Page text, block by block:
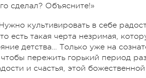
сделал? Объясните!»
культивировать в себе
есть такая черта незримая,
детства… Только уже на
пережить горький период
и счастья, этой